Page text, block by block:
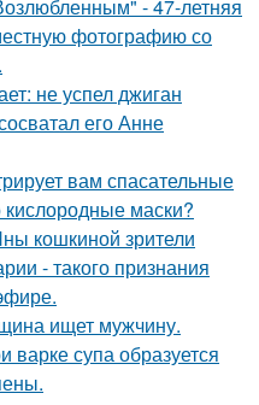
- 47-летняя
фотографию со
не успел джиган
его Анне
вам спасательные
кислородные маски?
кошкиной зрители
- такого признания
ищет мужчину.
варке супа образуется